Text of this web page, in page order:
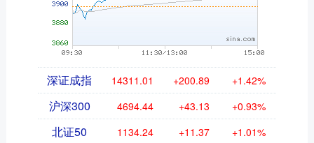
深证成指 14311.01 +200.89 +1.42%
沪深300 4694.44 +43.13 +0.93%
北证50 1134.24 +11.37 +1.01%